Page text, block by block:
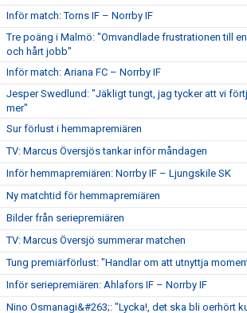
Inför match: Torns IF – Norrby IF
Tre poäng i Malmö: "Omvandlade frustrationen till
och hårt jobb"
Inför match: Ariana FC – Norrby IF
Jesper Swedlund: "Jäkligt tungt, jag tycker att vi
mer"
Sur förlust i hemmapremiären
TV: Marcus Översjös tankar inför måndagen
Inför hemmapremiären: Norrby IF – Ljungskile SK
Ny matchtid för hemmapremiären
Bilder från seriepremiären
TV: Marcus Översjö summerar matchen
Tung premiärförlust: "Handlar om att utnyttja
Inför seriepremiären: Ahlafors IF – Norrby IF
Nino Osmanagi&#263;: "Lycka!, det ska bli oerhört